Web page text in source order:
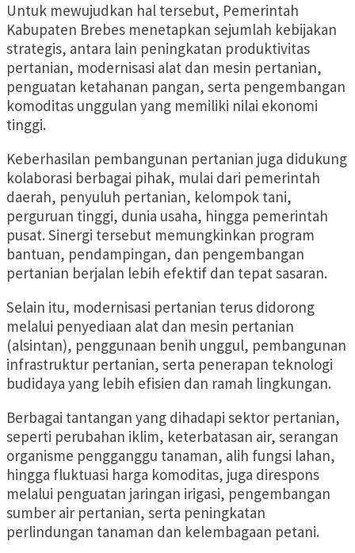
Untuk mewujudkan hal tersebut, Pemerintah
Kabupaten Brebes menetapkan sejumlah kebijakan
strategis, antara lain peningkatan produktivitas
pertanian, modernisasi alat dan mesin pertanian,
penguatan ketahanan pangan, serta pengembangan
komoditas unggulan yang memiliki nilai ekonomi
tinggi.
Keberhasilan pembangunan pertanian juga didukung
kolaborasi berbagai pihak, mulai dari pemerintah
daerah, penyuluh pertanian, kelompok tani,
perguruan tinggi, dunia usaha, hingga pemerintah
pusat. Sinergi tersebut memungkinkan program
bantuan, pendampingan, dan pengembangan
pertanian berjalan lebih efektif dan tepat sasaran.
Selain itu, modernisasi pertanian terus didorong
melalui penyediaan alat dan mesin pertanian
(alsintan), penggunaan benih unggul, pembangunan
infrastruktur pertanian, serta penerapan teknologi
budidaya yang lebih efisien dan ramah lingkungan.
Berbagai tantangan yang dihadapi sektor pertanian,
seperti perubahan iklim, keterbatasan air, serangan
organisme pengganggu tanaman, alih fungsi lahan,
hingga fluktuasi harga komoditas, juga direspons
melalui penguatan jaringan irigasi, pengembangan
sumber air pertanian, serta peningkatan
perlindungan tanaman dan kelembagaan petani.